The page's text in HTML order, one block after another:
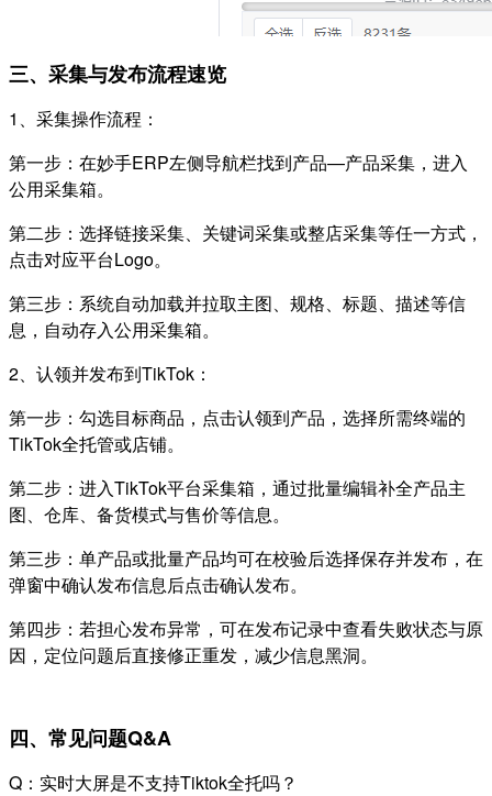
三、采集与发布流程速览
1、采集操作流程：
第一步：在妙手ERP左侧导航栏找到产品—产品采集，进入
公用采集箱。
第二步：选择链接采集、关键词采集或整店采集等任一方式，
点击对应平台Logo。
第三步：系统自动加载并拉取主图、规格、标题、描述等信
息，自动存入公用采集箱。
2、认领并发布到TikTok：
第一步：勾选目标商品，点击认领到产品，选择所需终端的
TikTok全托管或店铺。
第二步：进入TikTok平台采集箱，通过批量编辑补全产品主
图、仓库、备货模式与售价等信息。
第三步：单产品或批量产品均可在校验后选择保存并发布，在
弹窗中确认发布信息后点击确认发布。
第四步：若担心发布异常，可在发布记录中查看失败状态与原
因，定位问题后直接修正重发，减少信息黑洞。
四、常见问题Q&A
Q：实时大屏是不支持Tiktok全托吗？